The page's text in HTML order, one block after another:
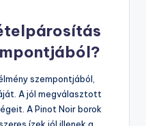
szempontjából,
A jól megválasztott
A Pinot Noir borok